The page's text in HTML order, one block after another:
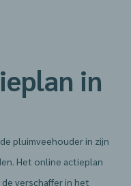
in
pluimveehouder in zijn
Het online actieplan
verschaffer in het